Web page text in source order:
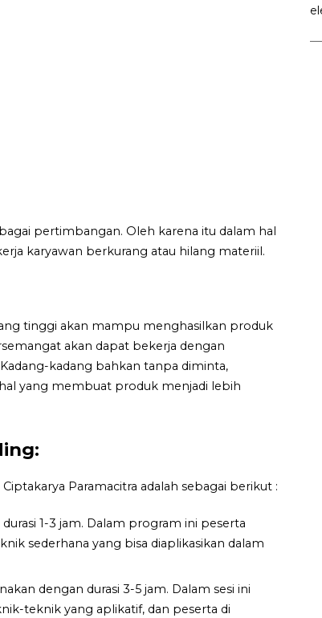
pertimbangan. Oleh karena itu dalam hal
karyawan berkurang atau hilang materiil.
tinggi akan mampu menghasilkan produk
akan dapat bekerja dengan
kadang bahkan tanpa diminta,
yang membuat produk menjadi lebih
Ciptakarya Paramacitra adalah sebagai berikut :
1-3 jam. Dalam program ini peserta
sederhana yang bisa diaplikasikan dalam
dengan durasi 3-5 jam. Dalam sesi ini
teknik yang aplikatif, dan peserta di